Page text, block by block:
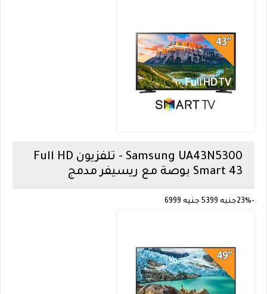
Samsung
UA43N5300 - تلفزيون Full HD
Smart 43 بوصة مع ريسيفر مدمج
-23% جنيه 5399 جنيه 6999